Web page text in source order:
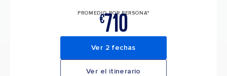
PROMEDIO POR PERSONA*
€710
Ver 2 fechas
Ver el itinerario